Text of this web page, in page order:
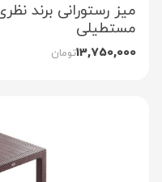
میز رستورانی برند
مستطیلی
13,750,000تومان